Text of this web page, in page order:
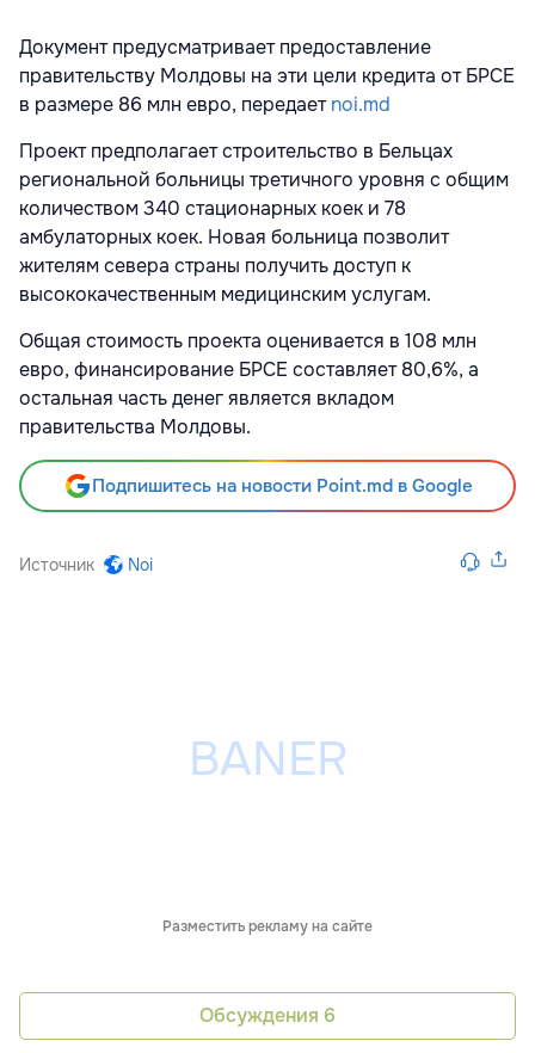
Документ предусматривает предоставление
правительству Молдовы на эти цели кредита от БРСЕ
в размере 86 млн евро, передаетnoi.md
Проект предполагает строительство в Бельцах
региональной больницы третичного уровня с общим
количеством 340 стационарных коек и 78
амбулаторных коек. Новая больница позволит
жителям севера страны получить доступ к
высококачественным медицинским услугам.
Общая стоимость проекта оценивается в 108 млн
евро, финансирование БРСЕ составляет 80,6%, а
остальная часть денег является вкладом
правительства Молдовы.
Подпишитесь на новости Point.md в Google
Источник Noi
Разместить рекламу на сайте
Обсуждения 6